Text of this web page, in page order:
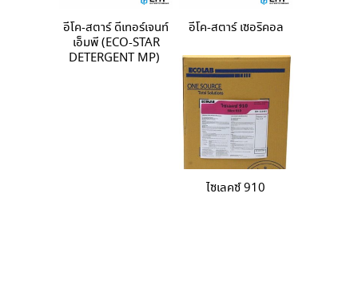
อีโค-สตาร์ ดีเทอร์เจนท์
เอ็มพี (ECO-STAR
DETERGENT MP)
อีโค-สตาร์ เซอริคอล
ไซเลคซ์ 910